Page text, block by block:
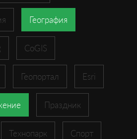
География
CoGIS
Геопортал Esri
Праздник
Технопарк Спорт